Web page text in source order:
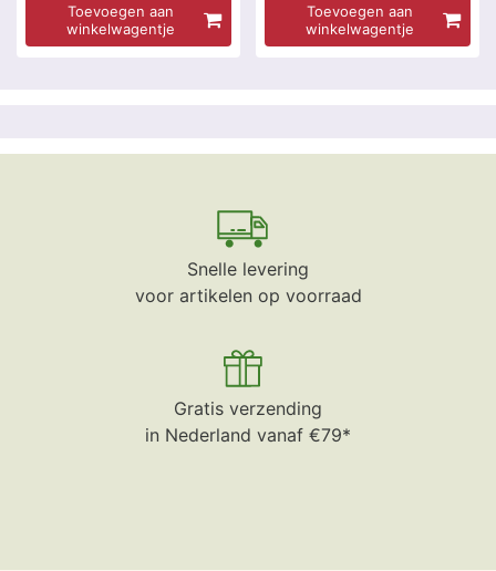
Toevoegen aan
winkelwagentje
Toevoegen aan
winkelwagentje
Snelle levering
voor artikelen op voorraad
Gratis verzending
in Nederland vanaf €79*